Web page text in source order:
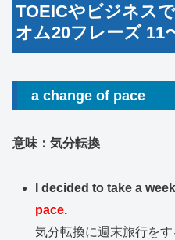
TOEICやビジネス
オム20フレーズ 11
a change of pace
意味：気分転換
I decided to take a
pace.
気分転換に週末旅行をす